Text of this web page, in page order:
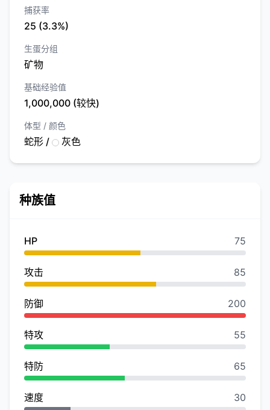
捕获率
25 (3.3%)
生蛋分组
矿物
基础经验值
1,000,000 (较快)
体型 / 颜色
蛇形 / 灰色
种族值
HP 75
攻击 85
防御 200
特攻 55
特防 65
速度 30